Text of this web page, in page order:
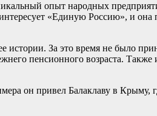
опыт народных
«Единую Россию», и
За это время не было
пенсионного возраста. Также
он привел Балаклаву в Крыму,